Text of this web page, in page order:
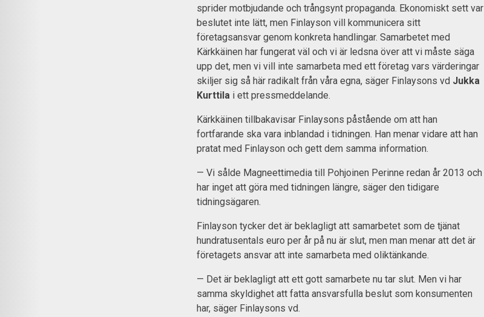
sprider motbjudande och trångsynt propaganda. Ekonomiskt sett var
beslutet inte lätt, men Finlayson vill kommunicera sitt
företagsansvar genom konkreta handlingar. Samarbetet med
Kärkkäinen har fungerat väl och vi är ledsna över att vi måste säga
upp det, men vi vill inte samarbeta med ett företag vars värderingar
skiljer sig så här radikalt från våra egna, säger Finlaysons vd Jukka
Kurttilai ett pressmeddelande.
Kärkkäinen tillbakavisar Finlaysons påstående om att han
fortfarande ska vara inblandad i tidningen. Han menar vidare att han
pratat med Finlayson och gett dem samma information.
— Vi sålde Magneettimedia till Pohjoinen Perinne redan år 2013 och
har inget att göra med tidningen längre, säger den tidigare
tidningsägaren.
Finlayson tycker det är beklagligt att samarbetet som de tjänat
hundratusentals euro per år på nu är slut, men man menar att det är
företagets ansvar att inte samarbeta med oliktänkande.
— Det är beklagligt att ett gott samarbete nu tar slut. Men vi har
samma skyldighet att fatta ansvarsfulla beslut som konsumenten
har, säger Finlaysons vd.